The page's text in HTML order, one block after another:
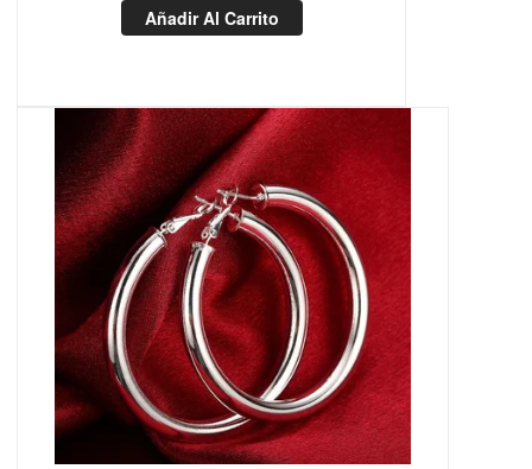
Añadir Al Carrito